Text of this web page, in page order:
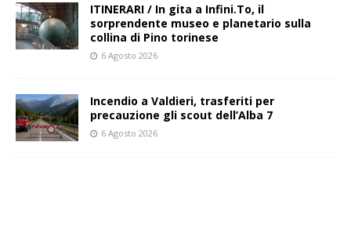
ITINERARI / In gita a Infini.To, il
sorprendente museo e planetario sulla
collina di Pino torinese
6 Agosto 2026
Incendio a Valdieri, trasferiti per
precauzione gli scout dell’Alba 7
6 Agosto 2026